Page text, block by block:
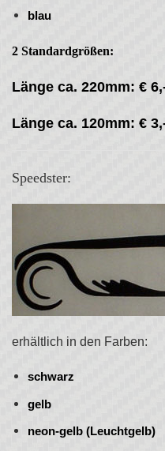
blau
2 Standardgrößen:
Länge ca. 220mm: €
Länge ca. 120mm: €
Speedster:
erhältlich in den Farben:
schwarz
gelb
neon-gelb (Leuchtgelb)